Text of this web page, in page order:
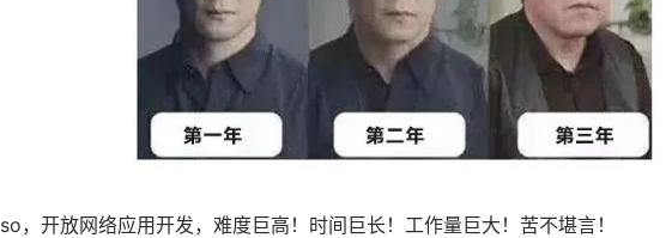
so，开放网络应用开发，难度巨高！时间巨长！工作量巨大！苦不堪言！